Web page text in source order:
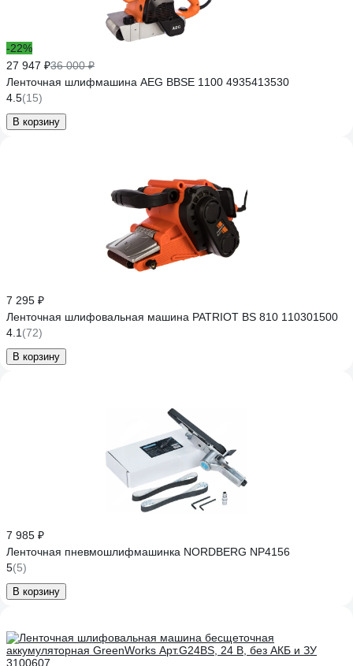
-22%
27 947 ₽36 000 ₽
Ленточная шлифмашина AEG BBSE 1100 4935413530
4.5(15)
В корзину
7 295 ₽
Ленточная шлифовальная машина PATRIOT BS 810 110301500
4.1 (72)
В корзину
7 985 ₽
Ленточная пневмошлифмашинка NORDBERG NP4156
5(5)
В корзину